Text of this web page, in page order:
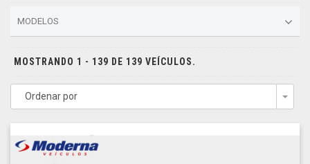
MODELOS
MOSTRANDO 1 - 139 DE 139 VEÍCULOS.
Ordenar por